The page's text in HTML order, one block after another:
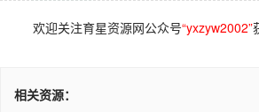
欢迎关注育星资源网公众号“yxzyw2002”
相关资源：